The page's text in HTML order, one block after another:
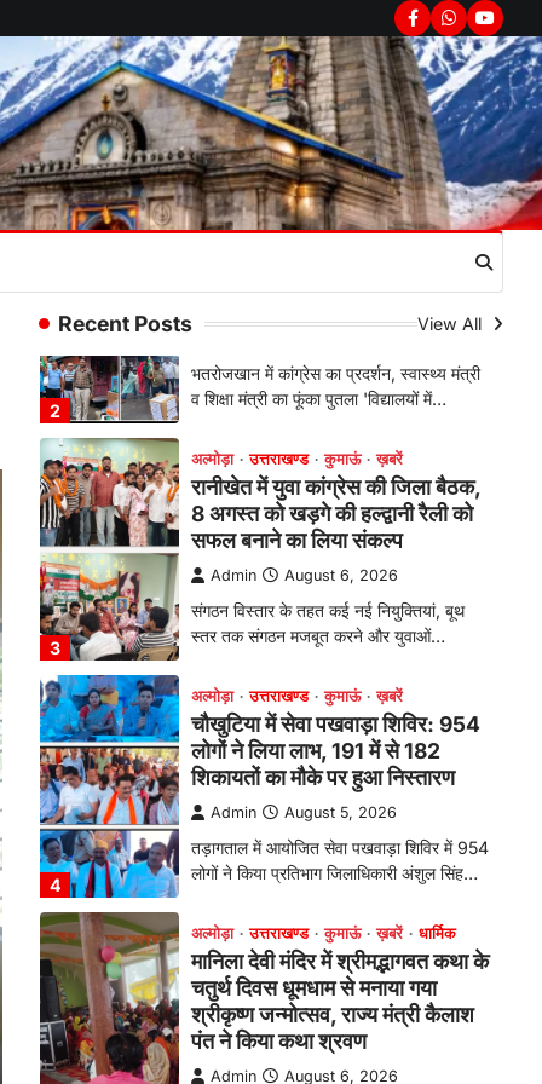
Facebook
Whatsapp
Recent Posts View All
2
Admin August 6, 2026
भतरोजखान में कांग्रेस का प्रदर्शन, स्वास्थ्य मंत्री
व शिक्षा मंत्री का फूंका पुतला 'विद्यालयों में…
3
अल्मोड़ा उत्तराखण्ड कुमाऊं ख़बरें
रानीखेत में युवा कांग्रेस की जिला बैठक,
8 अगस्त को खड़गे की हल्द्वानी रैली को
संगठन विस्तार के तहत कई नई नियुक्तियां, बूथ
4
अल्मोड़ा उत्तराखण्ड कुमाऊं ख़बरें
लोगों ने लिया लाभ, 191 में से 182
शिकायतों का मौके पर हुआ निस्तारण
Admin August 5, 2026
लोगों ने किया प्रतिभाग जिलाधिकारी अंशुल सिंह…
1
अल्मोड़ा उत्तराखण्ड कुमाऊं ख़बरें धार्मिक
चतुर्थ दिवस धूमधाम से मनाया गया
श्रीकृष्ण जन्मोत्सव, राज्य मंत्री कैलाश
पंत ने किया कथा श्रवण
Admin August 6, 2026
रानीखेत। मानिला देवी मंदिर, कमराड़/विनायक क्षेत्र
में आयोजित श्रीमद्भागवत कथा के चतुर्थ दिवस
गुरुवार को…
अल्मोड़ा उत्तराखण्ड कुमाऊं ख़बरें
रानीखेत में शिक्षा-स्वास्थ्य व्यवस्था पर
फूटा कांग्रेस का गुस्सा, मंत्री और
सरकार का पुतला फूंका
Admin August 6, 2026